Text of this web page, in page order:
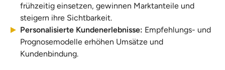
frühzeitig einsetzen, gewinnen Marktanteile und
steigern ihre Sichtbarkeit.
Personalisierte Kundenerlebnisse: Empfehlungs- und
Prognosemodelle erhöhen Umsätze und
Kundenbindung.